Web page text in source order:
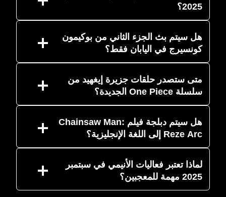
2025؟
هل سيتم بث الجزء الثاني من بوكيمون
كونسيرج في اليابان فقط؟
متى ستصدر حلقات جزيرة إيغهيد من
سلسلة One Piece الجديدة؟
هل سيتم دبلجة فيلم Chainsaw Man:
Reze Arc إلى اللغة الإنجليزية؟
لماذا تعتبر فعاليات الأنيمي في سبتمبر
2025 مهمة للمعجبين؟